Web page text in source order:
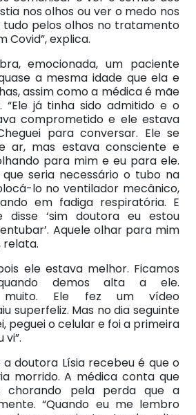
nos olhos ou ver o medo nos
tudo pelos olhos no tratamento
Covid”, explica.
emocionada, um paciente
a mesma idade que ela e
assim como a médica é mãe
“Ele já tinha sido admitido e o
comprometido e ele estava
para conversar. Ele se
ar, mas estava consciente e
para mim e eu para ele.
seria necessário o tubo na
lo no ventilador mecânico,
em fadiga respiratória. E
disse ‘sim doutora eu estou
Aquele olhar para mim
relata.
ele estava melhor. Ficamos
demos alta a ele.
muito. Ele fez um vídeo
superfeliz. Mas no dia seguinte
peguei o celular e foi a primeira
doutora Lísia recebeu é que o
morrido. A médica conta que
chorando pela perda que a
“Quando eu me lembro